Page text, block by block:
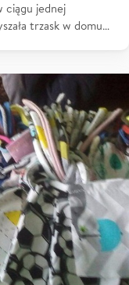
ciągu jednej
trzask w domu…